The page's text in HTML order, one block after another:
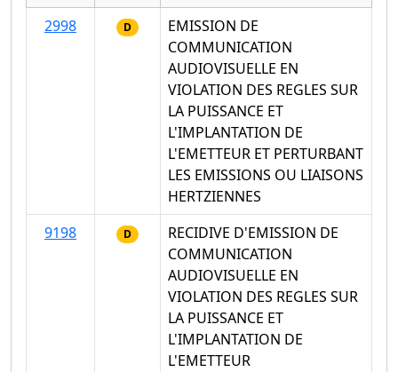
2998
D
EMISSION DE
COMMUNICATION
AUDIOVISUELLE EN
VIOLATION DES REGLES SUR
LA PUISSANCE ET
L'IMPLANTATION DE
L'EMETTEUR ET PERTURBANT
LES EMISSIONS OU LIAISONS
HERTZIENNES
9198
D
RECIDIVE D'EMISSION DE
COMMUNICATION
AUDIOVISUELLE EN
VIOLATION DES REGLES SUR
LA PUISSANCE ET
L'IMPLANTATION DE
L'EMETTEUR